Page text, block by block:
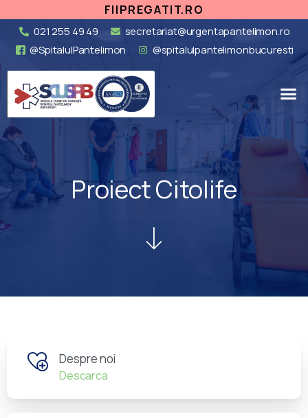
FIIPREGATIT.RO
021 255 49 49
secretariat@urgentapantelimon.ro
@SpitalulPantelimon
@spitalulpantelimonbucuresti
Proiect Citolife
Despre noi
Descarca